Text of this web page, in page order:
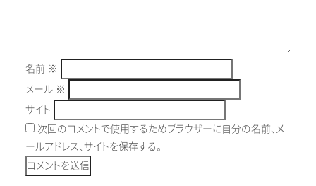
名前 ※
メール ※
サイト
次回のコメントで使用するためブラウザーに自分の名前、メ
ールアドレス、サイトを保存する。